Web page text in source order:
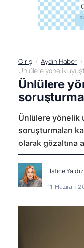
Giriş
Aydın Haber
Ünlülere yönelik
Ünlülere
Ünlülere yönelik
soruşturmaları
olarak gözaltına
Hatice Yaldız
11 Haziran